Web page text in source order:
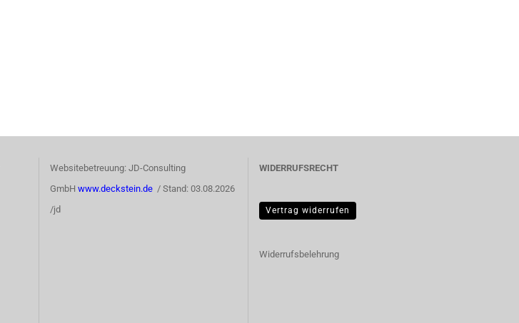
Websitebetreuung: JD-Consulting
GmbH www.deckstein.de / Stand: 03.08.2026
/jd
WIDERRUFSRECHT
Vertrag widerrufen
Widerrufsbelehrung